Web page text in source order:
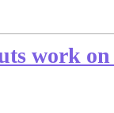
work on